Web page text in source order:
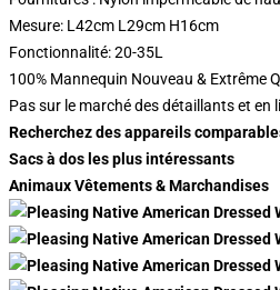
Mesure: L42cm L29cm H16cm
Fonctionnalité: 20-35L
100% Mannequin Nouveau & Extrême
Pas sur le marché des détaillants et en
Recherchez des appareils
Sacs à dos les plus intéressants
Animaux Vêtements & Marchandises